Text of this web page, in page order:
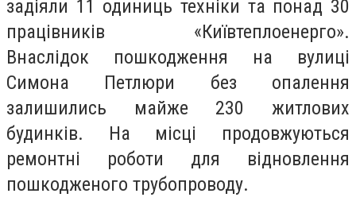
задіяли 11 одиниць техніки та понад 30
працівників «Київтеплоенерго».
Внаслідок пошкодження на вулиці
Симона Петлюри без опалення
залишились майже 230 житлових
будинків. На місці продовжуються
ремонтні роботи для відновлення
пошкодженого трубопроводу.